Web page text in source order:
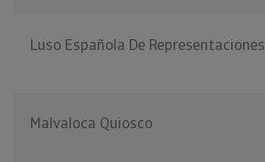
Luso Española De Representaciones
Malvaloca Quiosco